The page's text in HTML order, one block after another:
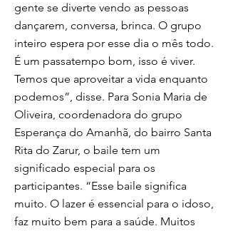
gente se diverte vendo as pessoas
dançarem, conversa, brinca. O grupo
inteiro espera por esse dia o mês todo.
É um passatempo bom, isso é viver.
Temos que aproveitar a vida enquanto
podemos”, disse. Para Sonia Maria de
Oliveira, coordenadora do grupo
Esperança do Amanhã, do bairro Santa
Rita do Zarur, o baile tem um
significado especial para os
participantes. “Esse baile significa
muito. O lazer é essencial para o idoso,
faz muito bem para a saúde. Muitos